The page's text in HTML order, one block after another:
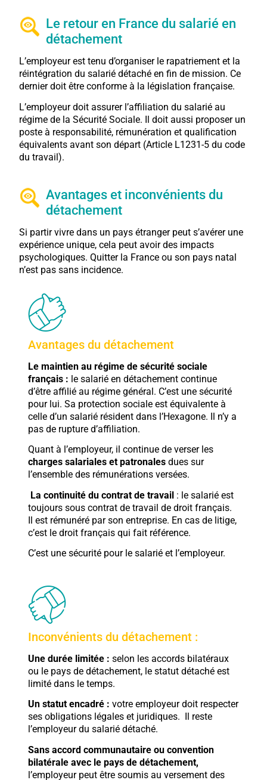
Le retour en France du salarié en
détachement
L’employeur est tenu d’organiser le rapatriement et la
réintégration du salarié détaché en fin de mission. Ce
dernier doit être conforme à la législation française.
L’employeur doit assurer l’affiliation du salarié au
régime de la Sécurité Sociale. Il doit aussi proposer un
poste à responsabilité, rémunération et qualification
équivalents avant son départ (Article L1231-5 du code
du travail).
Avantages et inconvénients du
détachement
Si partir vivre dans un pays étranger peut s’avérer une
expérience unique, cela peut avoir des impacts
psychologiques. Quitter la France ou son pays natal
n’est pas sans incidence.
Avantages du détachement
Le maintien au régime de sécurité sociale
français : le salarié en détachement continue
d’être affilié au régime général. C’est une sécurité
pour lui. Sa protection sociale est équivalente à
celle d’un salarié résident dans l’Hexagone. Il n’y a
pas de rupture d’affiliation.
Quant à l’employeur, il continue de verser les
charges salariales et patronalesdues sur
l’ensemble des rémunérations versées.
La continuité du contrat de travail : le salarié est
toujours sous contrat de travail de droit français.
Il est rémunéré par son entreprise. En cas de litige,
c’est le droit français qui fait référence.
C’est une sécurité pour le salarié et l’employeur.
Inconvénients du détachement :
Une durée limitée : selon les accords bilatéraux
ou le pays de détachement, le statut détaché est
limité dans le temps.
Un statut encadré :votre employeur doit respecter
ses obligations légales et juridiques. Il reste
l’employeur du salarié détaché.
Sans accord communautaire ou convention
bilatérale avec le pays de détachement,
l’employeur peut être soumis au versement des